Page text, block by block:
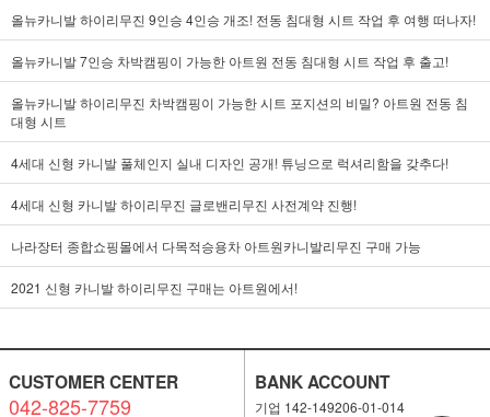
올뉴카니발 하이리무진 9인승 4인승 개조! 전동 침대형 시트 작업 후 여행 떠나자!
올뉴카니발 7인승 차박캠핑이 가능한 아트원 전동 침대형 시트 작업 후 출고!
올뉴카니발 하이리무진 차박캠핑이 가능한 시트 포지션의 비밀? 아트원 전동 침
대형 시트
4세대 신형 카니발 풀체인지 실내 디자인 공개! 튜닝으로 럭셔리함을 갖추다!
4세대 신형 카니발 하이리무진 글로밴리무진 사전계약 진행!
나라장터 종합쇼핑몰에서 다목적승용차 아트원카니발리무진 구매 가능
2021 신형 카니발 하이리무진 구매는 아트원에서!
CUSTOMER CENTER
042-825-7759
BANK ACCOUNT
기업 142-149206-01-014